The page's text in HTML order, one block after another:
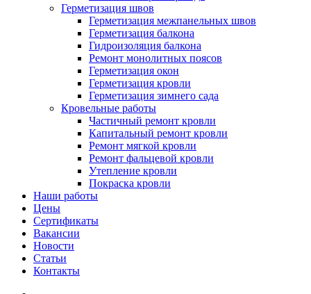
Герметизация швов
Герметизация межпанельных швов
Герметизация балкона
Гидроизоляция балкона
Ремонт монолитных поясов
Герметизация окон
Герметизация кровли
Герметизация зимнего сада
Кровельные работы
Частичный ремонт кровли
Капитальный ремонт кровли
Ремонт мягкой кровли
Ремонт фальцевой кровли
Утепление кровли
Покраска кровли
Наши работы
Цены
Сертификаты
Вакансии
Новости
Статьи
Контакты